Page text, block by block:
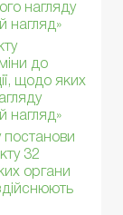
нагляду
нагляд»
до
щодо яких
нагляд»
постанови
32
органи